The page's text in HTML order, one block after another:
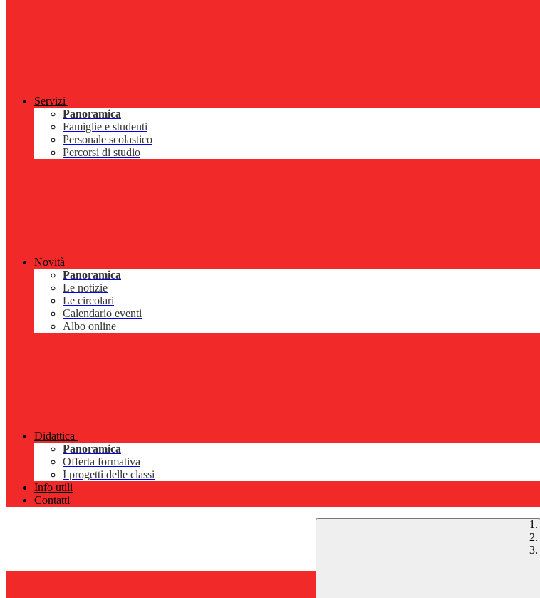
Servizi
Panoramica
Famiglie e studenti
Personale scolastico
Percorsi di studio
Novità
Panoramica
Le notizie
Le circolari
Calendario eventi
Albo online
Didattica
Panoramica
Offerta formativa
I progetti delle classi
Info utili
Contatti